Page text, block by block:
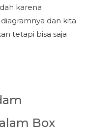
karena
dan kita
tetapi bisa saja
Box